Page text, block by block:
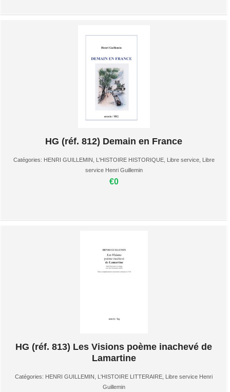
HG (réf. 812) Demain en France
Catégories: HENRI GUILLEMIN L'HISTOIRE HISTORIQUE, Libre service, Libre
service Henri Guillemin
€0
HG (réf. 813) Les Visions poème inachevé de
Lamartine
Catégories: HENRI GUILLEMIN L'HISTOIRE LITTERAIRE Libre service Henri
Guillemin